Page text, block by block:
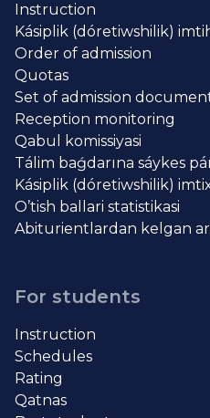
Instruction
Kásiplik (dóretiwshilik)
Order of admission
Quotas
Set of admission
Reception monitoring
Qabul komissiyasi
Tálim baǵdarına sáykes
Kásiplik (dóretiwshilik)
O’tish ballari statistikasi
Abiturientlardan kelgan
For students
Instruction
Schedules
Rating
Qatnas